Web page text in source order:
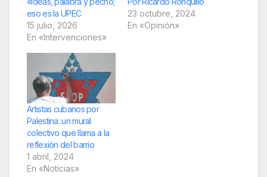
eso es la UPEC
15 julio, 2026
En «Intervenciones»
23 octubre, 2024
En «Opinión»
Artistas cubanos por
Palestina: un mural
colectivo que llama a la
reflexión del barrio
1 abril, 2024
En «Noticias»